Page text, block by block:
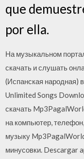
que
por ella.
На музыкальном
скачать и слушать
(Испанская народная)
Unlimited Songs
скачать
на компьютер,
музыку
минусовки. Descargar